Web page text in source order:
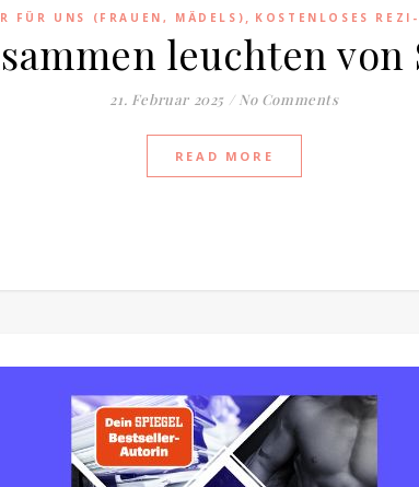
FÜR UNS (FRAUEN, MÄDELS) , KOSTENLOSES
leuchten von
21. Februar 2025 / No Comments
READ MORE